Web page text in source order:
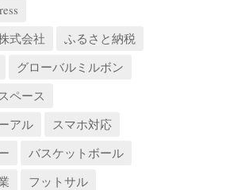
式会社
ふるさと納税
グローバルミルボン
ペース
アル
スマホ対応
バスケットボール
フットサル